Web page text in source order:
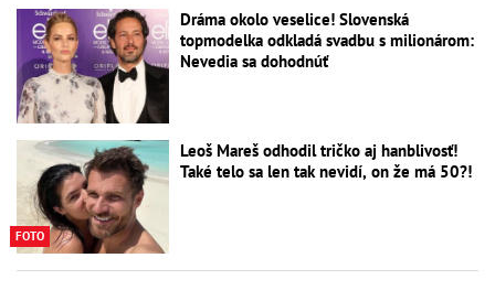
Dráma okolo veselice! Slovenská
topmodelka odkladá svadbu s milionárom:
Nevedia sa dohodnúť
FOTO
Leoš Mareš odhodil tričko aj hanblivosť!
Také telo sa len tak nevidí, on že má 50?!